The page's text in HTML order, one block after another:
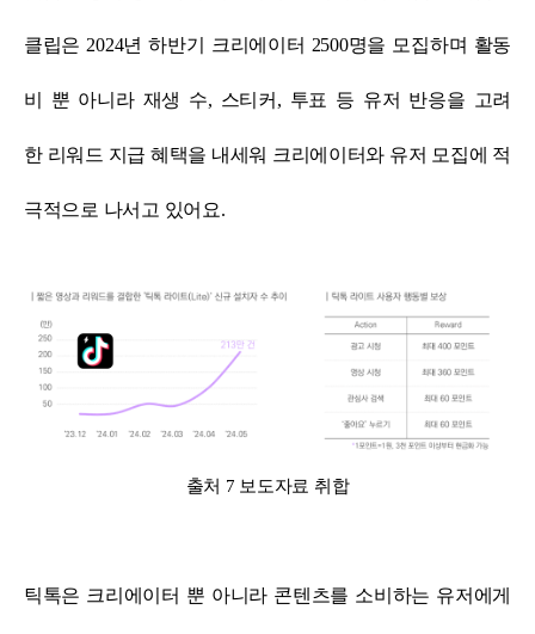
클립은 2024년 하반기 크리에이터 2500명을 모집하며 활동
비 뿐 아니라 재생 수, 스티커, 투표 등 유저 반응을 고려
한 리워드 지급 혜택을 내세워 크리에이터와 유저 모집에 적
극적으로 나서고 있어요.
출처 7 보도자료 취합
틱톡은 크리에이터 뿐 아니라 콘텐츠를 소비하는 유저에게